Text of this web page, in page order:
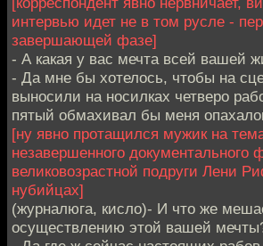
интервью идет не в том русле -
завершающей фазе]
- А какая у вас мечта всей вашей
- Да мне бы хотелось, чтобы на
выносили на носилках четверо
пятый обмахивал бы меня
[ну явно протащился мужик на
незавершенного документального
великовозрастной подруги Лени
нубийцах]
(журналюга, кисло)- И что же
осуществлению этой вашей